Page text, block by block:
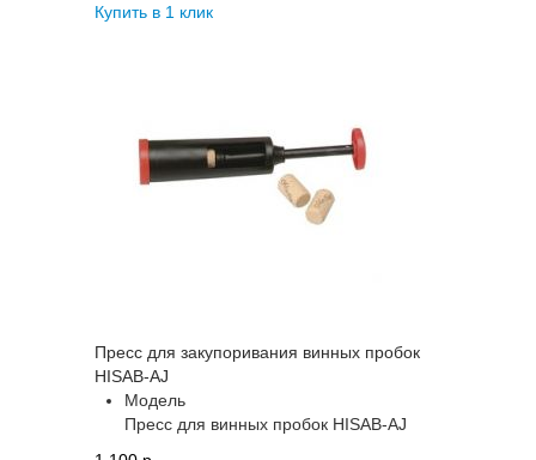
Купить в 1 клик
Пресс для закупоривания винных пробок
HISAB-AJ
Модель
Пресс для винных пробок HISAB-AJ